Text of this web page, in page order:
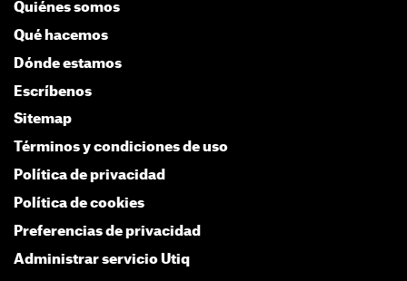
Quiénes somos
Qué hacemos
Dónde estamos
Escríbenos
Sitemap
Términos y condiciones de uso
Política de privacidad
Política de cookies
Preferencias de privacidad
Administrar servicio Utiq